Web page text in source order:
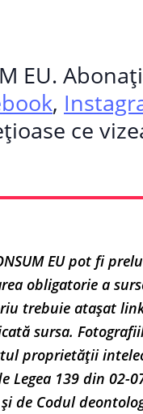
EU.
,
ce
EU pot fi
obligatorie a
trebuie atașat
sursa.
proprietății
Legea 139 din
de Codul